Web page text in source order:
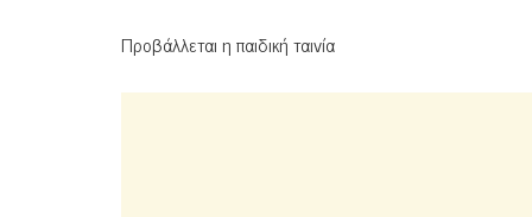
Προβάλλεται η παιδική ταινία